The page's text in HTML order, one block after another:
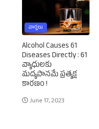
వార్తలు
Alcohol Causes 61
Diseases Directly : 61
వ్యాధులకు
మద్యపానమే ప్రత్యక్ష
కారణం !
June 17, 2023